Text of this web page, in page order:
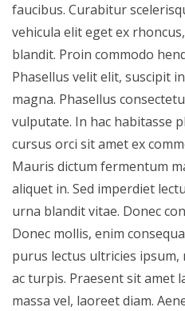
faucibus. Curabitur
vehicula elit eget ex
blandit. Proin commodo
Phasellus velit elit, suscipit
magna. Phasellus
vulputate. In hac habitasse
cursus orci sit amet ex
Mauris dictum fermentum
aliquet in. Sed imperdiet
urna blandit vitae. Donec
Donec mollis, enim
purus lectus ultricies
ac turpis. Praesent sit amet
massa vel, laoreet diam.